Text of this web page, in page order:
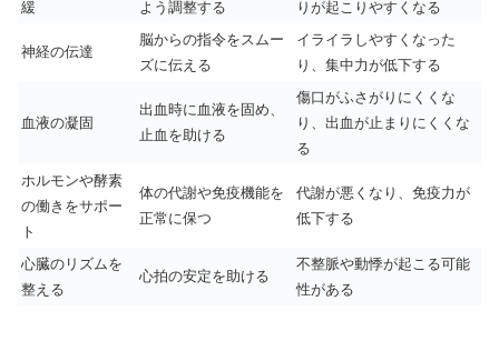
緩
よう調整する
りが起こりやすくなる
神経の伝達
脳からの指令をスムー
ズに伝える
イライラしやすくなった
り、集中力が低下する
血液の凝固
出血時に血液を固め、
止血を助ける
傷口がふさがりにくくな
り、出血が止まりにくくな
る
ホルモンや酵素
の働きをサポー
ト
体の代謝や免疫機能を
正常に保つ
代謝が悪くなり、免疫力が
低下する
心臓のリズムを
整える
心拍の安定を助ける
不整脈や動悸が起こる可能
性がある